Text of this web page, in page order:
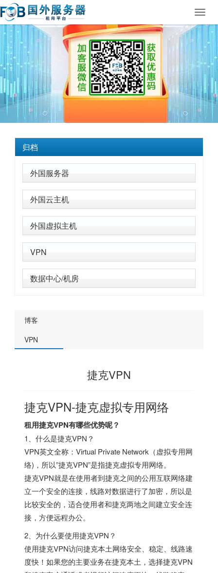
归档
外国服务器
外国云主机
外国虚拟主机
VPN
数据中心/机房
博客
VPN
捷克VPN
捷克VPN-捷克虚拟专用网络
租用捷克VPN有哪些优势呢？
1、什么是捷克VPN？
VPN英文全称：Virtual Private Network（虚拟专用网
络)，所以”捷克VPN”是指捷克虚拟专用网络。
捷克VPN就是在使用者到捷克之间的公用互联网络建
立一个安全的连接，线路对数据进行了加密，所以是
比较安全的，适合使用者和捷克两地之间建立安全连
接，方便远程办公。
2、为什么要使用捷克VPN？
使用捷克VPN访问捷克本土网络安全、稳定、线路速
度快！如果您的主要业务在捷克本土，选择捷克VPN